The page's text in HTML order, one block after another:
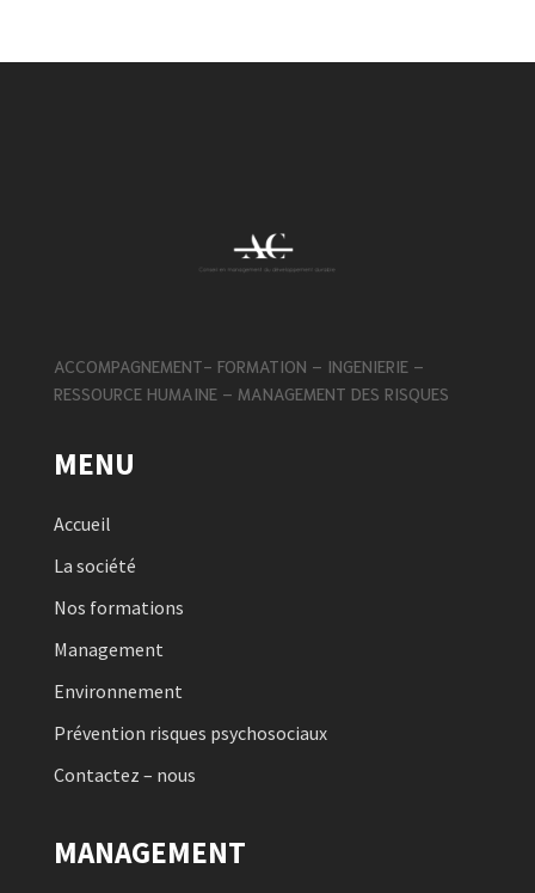
ACCOMPAGNEMENT- FORMATION – INGENIERIE –
RESSOURCE HUMAINE – MANAGEMENT DES RISQUES
MENU
Accueil
La société
Nos formations
Management
Environnement
Prévention risques psychosociaux
Contactez – nous
MANAGEMENT